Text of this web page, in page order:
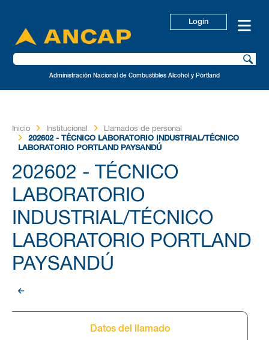
Administración Nacional de Combustibles Alcohol y Pórtland
Login
Inicio Institucional
Llamados de personal
202602 - TÉCNICO LABORATORIO INDUSTRIAL/TÉCNICO
LABORATORIO PORTLAND PAYSANDÚ
202602 - TÉCNICO
LABORATORIO
INDUSTRIAL/TÉCNICO
LABORATORIO PORTLAND
PAYSANDÚ
Datos del llamado